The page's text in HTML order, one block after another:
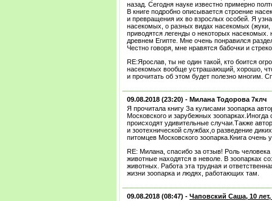
назад. Сегодня науке известно примерно
В книге подробно описывается строение
и превращения их во взрослых особей. Я
насекомых, о разных видах насекомых (жуки,
приводятся легенды о некоторых
древнем Египте. Мне очень понравился
Честно говоря, мне нравятся бабочки и
RE:Ярослав, ты не один такой, кто боится
насекомых вообще устрашающий, хорошо,
и прочитать об этом будет полезно многим.
09.08.2018 (23:20) - Милана Тодорова 7клч
Я прочитала книгу За кулисами зоопарка
Московского и зарубежных зоопарках.Иногда
происходят удивительные случаи.Также
и зоотехнической службах,о разведение
питомцев Московского зоопарка.Книга очень
RE: Милана, спасибо за отзыв! Роль
животные находятся в неволе. В зоопарках
животных. Работа эта трудная и
жизни зоопарка и людях, работающих там.
09.08.2018 (08:47) - Чаповский Саша, 10